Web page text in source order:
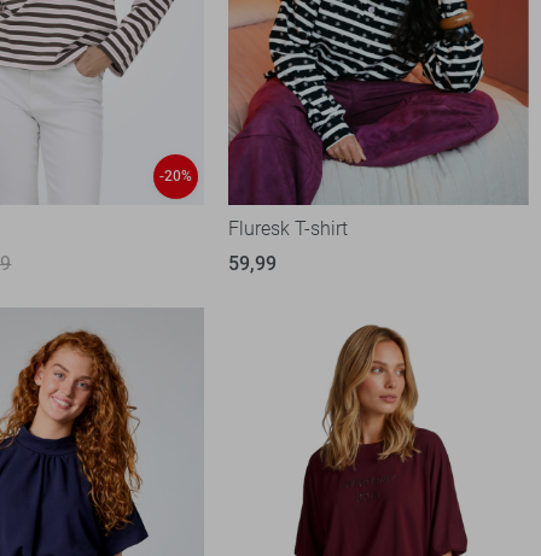
-20%
Fluresk T-shirt
59,99